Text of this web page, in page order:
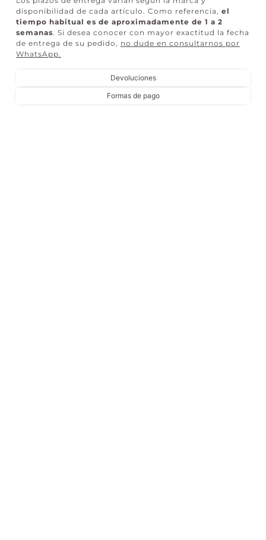
Devoluciones
Formas de pago
disponibilidad de cada artículo. Como referencia, el
tiempo habitual es de aproximadamente de 1 a 2
semanas. Si desea conocer con mayor exactitud la fecha
de entrega de su pedido, no dude en consultarnos por
WhatsApp.